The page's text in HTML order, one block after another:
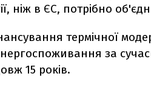
ніж в ЄС, потрібно
термічної
за
15 років.